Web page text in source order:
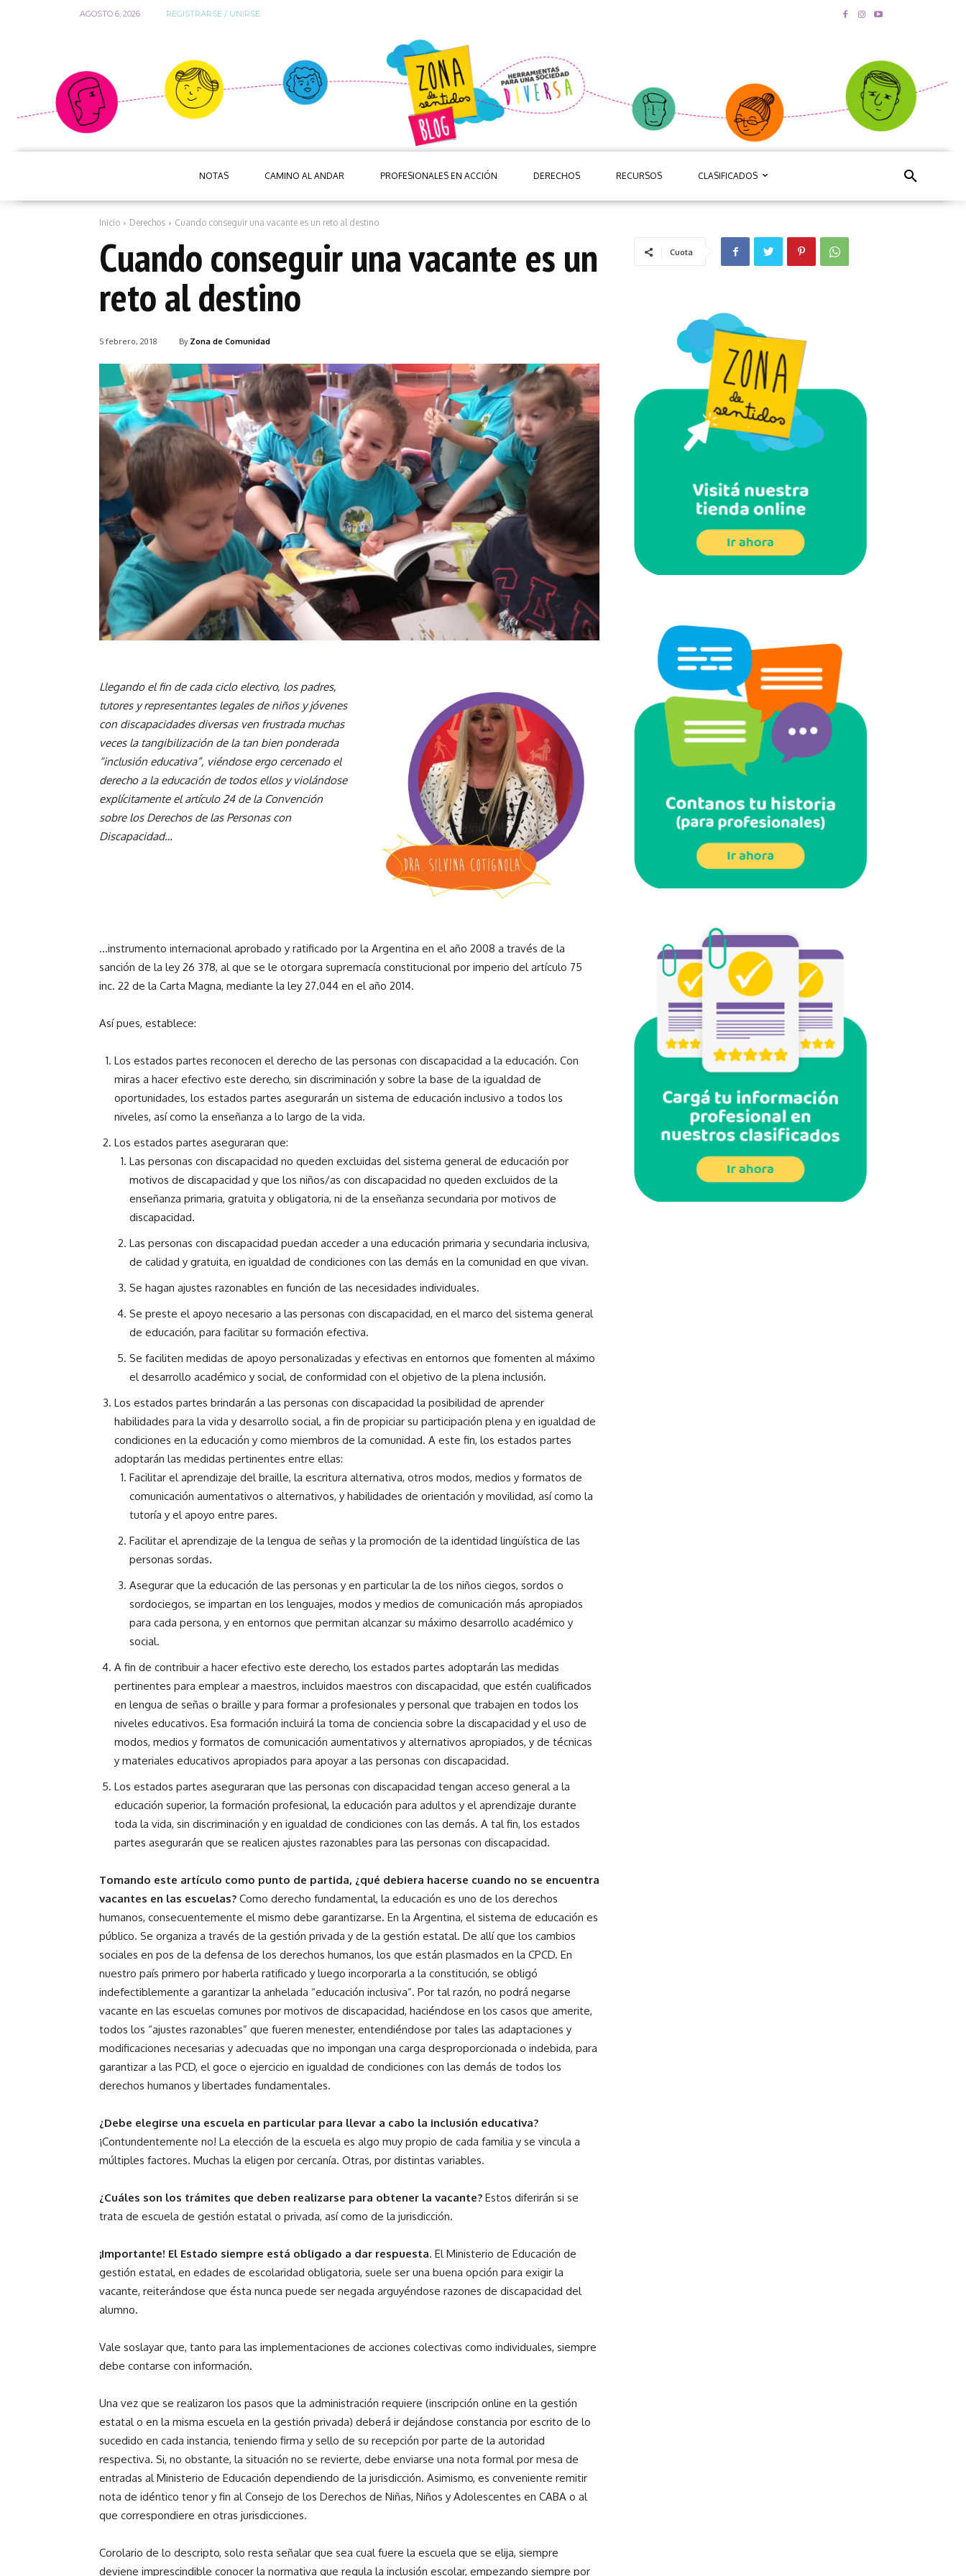
AGOSTO 6, 2026 REGISTRARSE / UNIRSE
NOTAS CAMINO AL ANDAR PROFESIONALES EN ACCIÓN DERECHOS RECURSOS CLASIFICADOS
Inicio Derechos Cuando conseguir una vacante es un reto al destino
Cuando conseguir una vacante es un
reto al destino
5 febrero, 2018 By Zona de Comunidad
Llegando el fin de cada ciclo electivo, los padres,
tutores yrepresentantes legales de niños y jóvenes
con discapacidades diversas ven frustrada muchas
veces la tangibilización de la tan bien ponderada
“inclusión educativa”, viéndose ergo cercenado el
derecho a la educación de todos ellos y violándose
explícitamente el artículo 24 de la Convención
sobre los Derechos de las Personas con
Discapacidad…
…instrumento internacional aprobado y ratificado por la Argentina en el año 2008 a través de la
sanción de la ley 26 378, al que se le otorgara supremacía constitucional por imperio del artículo 75
inc. 22 de la Carta Magna, mediante la ley 27.044 en el año 2014.
Así pues, establece:
Los estados partes reconocen el derecho de las personas con discapacidad a la educación. Con
miras a hacer efectivo este derecho, sin discriminación y sobre la base de la igualdad de
oportunidades, los estados partes asegurarán un sistema de educación inclusivo a todos los
niveles, así como la enseñanza a lo largo de la vida.
Los estados partes aseguraran que:
Las personas con discapacidad no queden excluidas del sistema general de educación por
motivos de discapacidad y que los niños/as con discapacidad no queden excluidos de la
enseñanza primaria, gratuita y obligatoria, ni de la enseñanza secundaria por motivos de
discapacidad.
Las personas con discapacidad puedan acceder a una educación primaria y secundaria inclusiva,
de calidad y gratuita, en igualdad de condiciones con las demás en la comunidad en que vivan.
Se hagan ajustes razonables en función de las necesidades individuales.
Se preste el apoyo necesario a las personas con discapacidad, en el marco del sistema general
de educación, para facilitar su formación efectiva.
Se faciliten medidas de apoyo personalizadas y efectivas en entornos que fomenten al máximo
el desarrollo académico y social, de conformidad con el objetivo de la plena inclusión.
Los estados partes brindarán a las personas con discapacidad la posibilidad de aprender
habilidades para la vida y desarrollo social, a fin de propiciar su participación plena y en igualdad de
condiciones en la educación y como miembros de la comunidad. A este fin, los estados partes
adoptarán las medidas pertinentes entre ellas:
Facilitar el aprendizaje del braille, la escritura alternativa, otros modos, medios y formatos de
comunicación aumentativos o alternativos, y habilidades de orientación y movilidad, así como la
tutoría y el apoyo entre pares.
Facilitar el aprendizaje de la lengua de señas y la promoción de la identidad lingüística de las
personas sordas.
Asegurar que la educación de las personas y en particular la de los niños ciegos, sordos o
sordociegos, se impartan en los lenguajes, modos y medios de comunicación más apropiados
para cada persona, y en entornos que permitan alcanzar su máximo desarrollo académico y
social.
A fin de contribuir a hacer efectivo este derecho, los estados partes adoptarán las medidas
pertinentes para emplear a maestros, incluidos maestros con discapacidad, que estén cualificados
en lengua de señas o braille y para formar a profesionales y personal que trabajen en todos los
niveles educativos. Esa formación incluirá la toma de conciencia sobre la discapacidad y el uso de
modos, medios y formatos de comunicación aumentativos y alternativos apropiados, y de técnicas
y materiales educativos apropiados para apoyar a las personas con discapacidad.
Los estados partes aseguraran que las personas con discapacidad tengan acceso general a la
educación superior, la formación profesional, la educación para adultos y el aprendizaje durante
toda la vida, sin discriminación y en igualdad de condiciones con las demás. A tal fin, los estados
partes asegurarán que se realicen ajustes razonables para las personas con discapacidad.
Tomando este artículo como punto de partida, ¿qué debiera hacerse cuando no se encuentra
vacantes en las escuelas? Como derecho fundamental, la educación es uno de los derechos
humanos, consecuentemente el mismo debe garantizarse. En la Argentina, el sistema de educación es
público. Se organiza a través de la gestión privada y de la gestión estatal. De allí que los cambios
sociales en pos de la defensa de los derechos humanos, los que están plasmados en la CPCD. En
nuestro país primero por haberla ratificado y luego incorporarla a la constitución, se obligó
indefectiblemente a garantizar la anhelada “educación inclusiva”. Por tal razón, no podrá negarse
vacante en las escuelas comunes por motivos de discapacidad, haciéndose en los casos que amerite,
todos los “ajustes razonables” que fueren menester, entendiéndose por tales las adaptaciones y
modificaciones necesarias y adecuadas que no impongan una carga desproporcionada o indebida, para
garantizar a las PCD, el goce o ejercicio en igualdad de condiciones con las demás de todos los
derechos humanos y libertades fundamentales.
¿Debe elegirse una escuela en particular para llevar a cabo la inclusión educativa?
¡Contundentemente no! La elección de la escuela es algo muy propio de cada familia y se vincula a
múltiples factores. Muchas la eligen por cercanía. Otras, por distintas variables.
¿Cuáles son los trámites que deben realizarse para obtener la vacante? Estos diferirán si se
trata de escuela de gestión estatal o privada, así como de la jurisdicción.
¡Importante! El Estado siempre está obligado a dar respuesta. El Ministerio de Educación de
gestión estatal, en edades de escolaridad obligatoria, suele ser una buena opción para exigir la
vacante, reiterándose que ésta nunca puede ser negada arguyéndose razones de discapacidad del
alumno.
Vale soslayar que, tanto para las implementaciones de acciones colectivas como individuales, siempre
debe contarse con información.
Una vez que se realizaron los pasos que la administración requiere (inscripción online en la gestión
estatal o en la misma escuela en la gestión privada) deberá ir dejándose constancia por escrito de lo
sucedido en cada instancia, teniendo firma y sello de su recepción por parte de la autoridad
respectiva. Si, no obstante, la situación no se revierte, debe enviarse una nota formal por mesa de
entradas al Ministerio de Educación dependiendo de la jurisdicción. Asimismo, es conveniente remitir
nota de idéntico tenor y fin al Consejo de los Derechos de Niñas, Niños y Adolescentes en CABA o al
que correspondiere en otras jurisdicciones.
Corolario de lo descripto, solo resta señalar que sea cual fuere la escuela que se elija, siempre
deviene imprescindible conocer la normativa que regula la inclusión escolar, empezando siempre por
Cuota